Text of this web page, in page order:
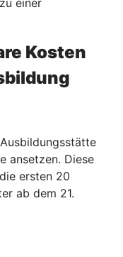
Kosten
ansetzen. Diese
ersten 20
ab dem 21.